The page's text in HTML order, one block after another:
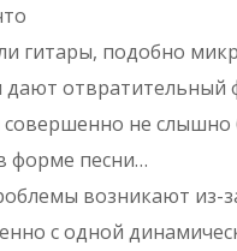
гитары, подобно
дают отвратительный
совершенно не слышно
форме песни…
возникают из-
с одной